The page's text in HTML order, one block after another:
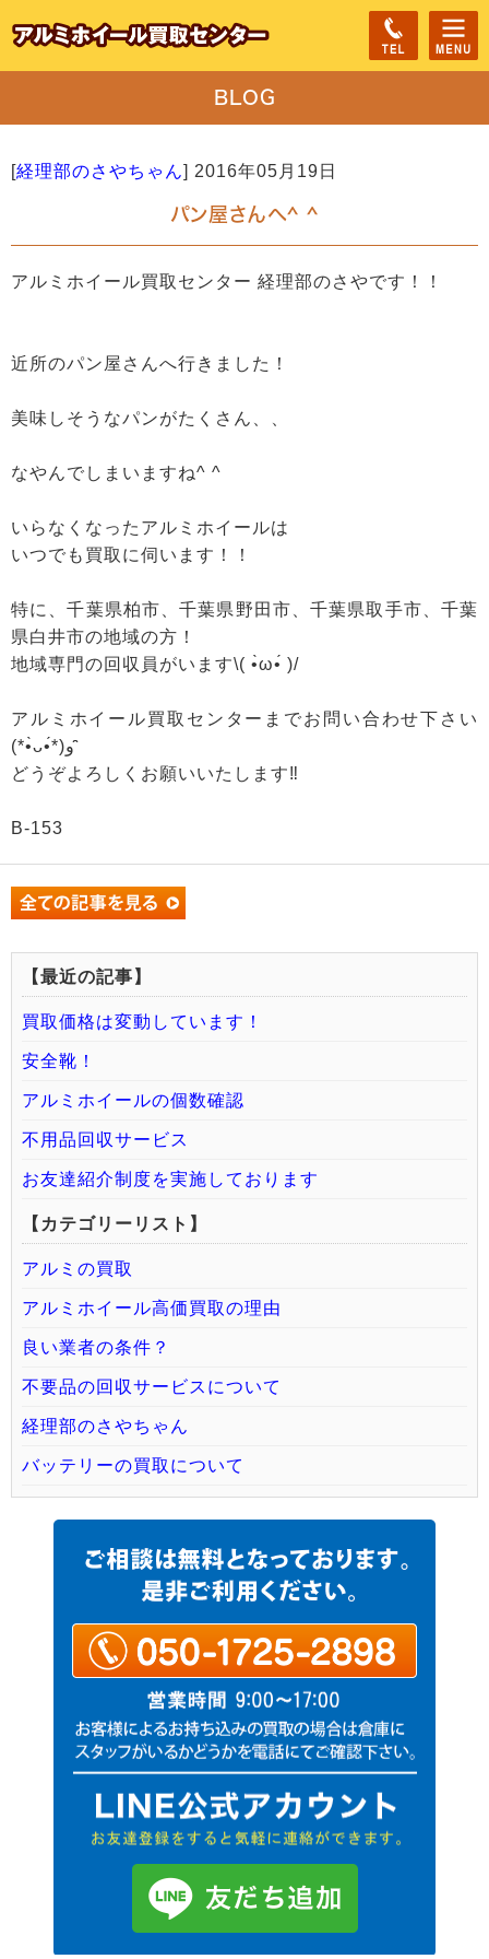
BLOG
[経理部のさやちゃん] 2016年05月19日
パン屋さんへ^ ^
アルミホイール買取センター 経理部のさやです！！
近所のパン屋さんへ行きました！
美味しそうなパンがたくさん、、
なやんでしまいますね^ ^
いらなくなったアルミホイールは
いつでも買取に伺います！！
特に、千葉県柏市、千葉県野田市、千葉県取手市、千葉
県白井市の地域の方！
地域専門の回収員がいます\( •̀ω•́ )/
アルミホイール買取センターまでお問い合わせ下さい
(*•̀ᴗ•́*)و ̑̑
どうぞよろしくお願いいたします‼
B-153
【最近の記事】
買取価格は変動しています！
安全靴！
アルミホイールの個数確認
不用品回収サービス
お友達紹介制度を実施しております
【カテゴリーリスト】
アルミの買取
アルミホイール高価買取の理由
良い業者の条件？
不要品の回収サービスについて
経理部のさやちゃん
バッテリーの買取について